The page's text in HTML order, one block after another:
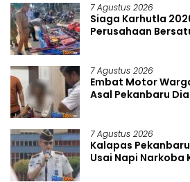
7 Agustus 2026
Siaga Karhutla
Perusahaan
7 Agustus 2026
Embat Motor
Asal Pekanbaru
7 Agustus 2026
Kalapas
Usai Napi Narkoba